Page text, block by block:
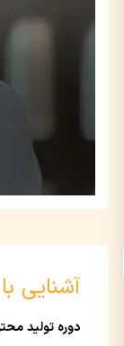
آشنایی
دوره تولید